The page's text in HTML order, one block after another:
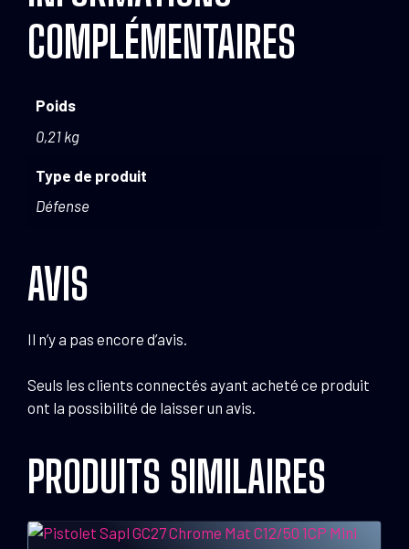
COMPLÉMENTAIRES
Poids
0,21 kg
Type de produit
Défense
AVIS
Il n’y a pas encore d’avis.
Seuls les clients connectés ayant acheté ce produit
ont la possibilité de laisser un avis.
PRODUITS SIMILAIRES